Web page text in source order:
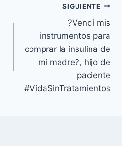
SIGUIENTE
?Vendí mis
instrumentos para
comprar la insulina de
mi madre?, hijo de
paciente
#VidaSinTratamientos